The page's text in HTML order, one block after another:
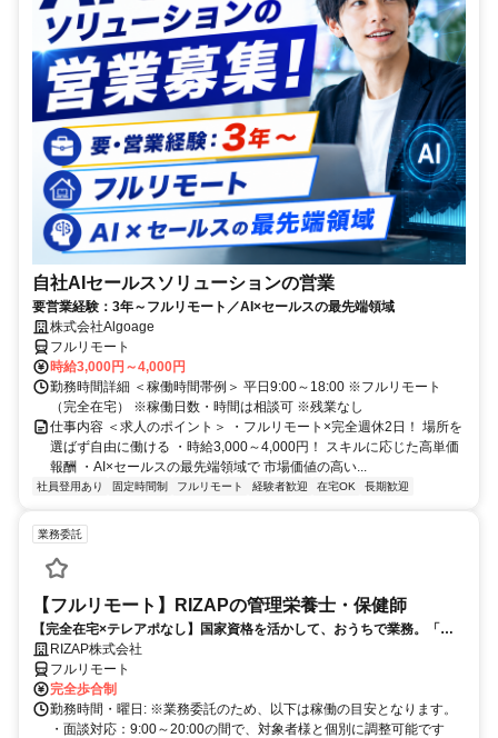
自社AIセールスソリューションの営業
要営業経験：3年～フルリモート／AI×セールスの最先端領域
株式会社Algoage
フルリモート
時給3,000円～4,000円
勤務時間詳細 ＜稼働時間帯例＞ 平日9:00～18:00 ※フルリモート
（完全在宅） ※稼働日数・時間は相談可 ※残業なし
仕事内容 ＜求人のポイント＞ ・フルリモート×完全週休2日！ 場所を
選ばず自由に働ける ・時給3,000～4,000円！ スキルに応じた高単価
報酬 ・AI×セールスの最先端領域で 市場価値の高い...
社員登用あり 固定時間制 フルリモート 経験者歓迎 在宅OK 長期歓迎
業務委託
【フルリモート】RIZAPの管理栄養士・保健師
【完全在宅×テレアポなし】国家資格を活かして、おうちで業務。「も
う一つの安心」を。主婦・Wワーカー活躍中！「平日の日中だけ」「夕
方以降の数時間だけ」など、生活リズムに合わせた時間調整が可能で
す。1件ごとの成果報酬型だから、頑張った分だけ手応えのある収入
に。充実のサポート体制で、安心の在宅ワークを始めませんか？
RIZAP株式会社
フルリモート
完全歩合制
勤務時間・曜日: ※業務委託のため、以下は稼働の目安となります。
・面談対応：9:00～20:00の間で、対象者様と個別に調整可能です